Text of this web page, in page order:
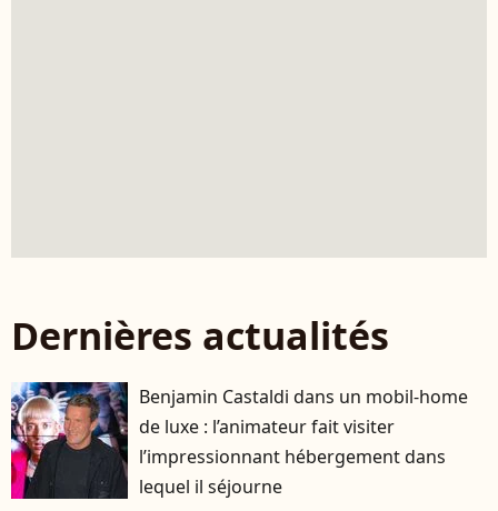
Dernières actualités
Benjamin Castaldi dans un mobil-home
de luxe : l’animateur fait visiter
l’impressionnant hébergement dans
lequel il séjourne